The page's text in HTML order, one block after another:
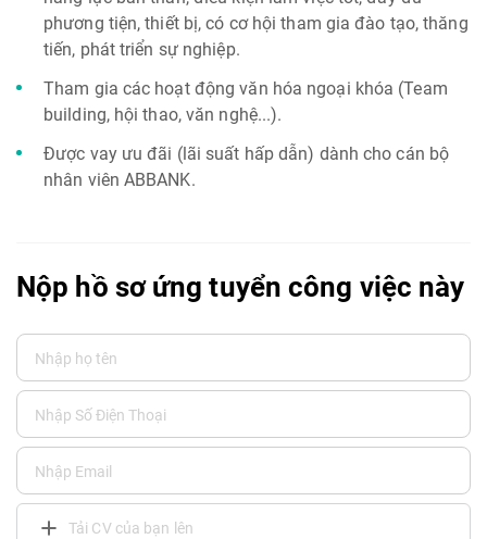
phương tiện, thiết bị, có cơ hội tham gia đào tạo, thăng
tiến, phát triển sự nghiệp.
Tham gia các hoạt động văn hóa ngoại khóa (Team
building, hội thao, văn nghệ...).
Được vay ưu đãi (lãi suất hấp dẫn) dành cho cán bộ
nhân viên ABBANK.
Nộp hồ sơ ứng tuyển công việc này
Tải CV của bạn lên